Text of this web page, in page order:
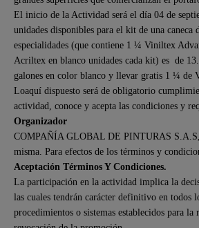
El inicio de la Actividad será el día 04 de
unidades disponibles para el kit de una
especialidades (que contiene 1 ¼ Viniltex
Acriltex en blanco unidades cada kit) es de
galones en color blanco y llevar gratis 1 ¼ de
Loaquí dispuesto será de obligatorio
actividad, conoce y acepta las condiciones y
Organizador
COMPAÑÍA GLOBAL DE PINTURAS S.A.S,
misma. Para efectos de los términos y
Aceptación Términos Y Condiciones.
La participación en la actividad implica la
las cuales tendrán carácter definitivo en todos
procedimientos o sistemas establecidos para